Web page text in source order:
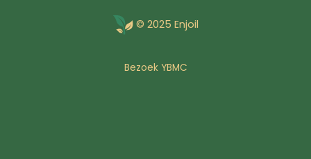
© 2025 Enjoil
Bezoek YBMC